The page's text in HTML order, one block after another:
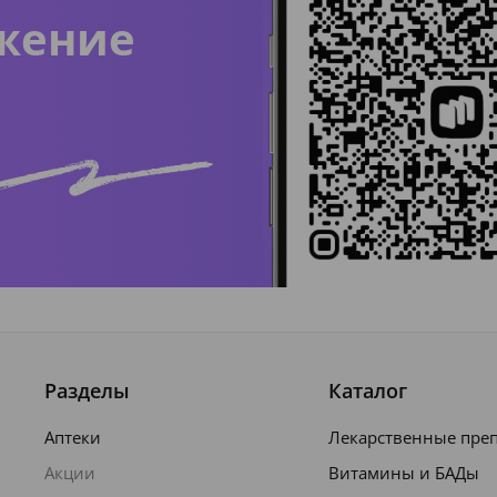
Разделы
Аптеки
Акции
Каталог
Лекарственные
Витамины и БАДы